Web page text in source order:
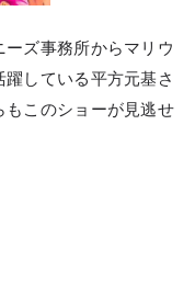
ズ事務所からマリウ
している平方元基さ
もこのショーが見逃せ